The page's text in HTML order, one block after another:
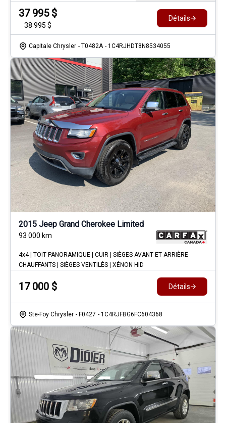
37 995$
38 995$
Détails
Capitale Chrysler - T0482A - 1C4RJHDT8N8534055
2015 Jeep Grand Cherokee Limited
93 000 km
4x4 | TOIT PANORAMIQUE | CUIR | SIÈGES AVANT ET ARRIÈRE
CHAUFFANTS | SIÈGES VENTILÉS | XÉNON HID
17 000 $ Détails
Ste-Foy Chrysler - F0427 - 1C4RJFBG6FC604368